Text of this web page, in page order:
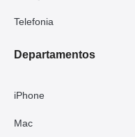
Telefonia
Departamentos
iPhone
Mac